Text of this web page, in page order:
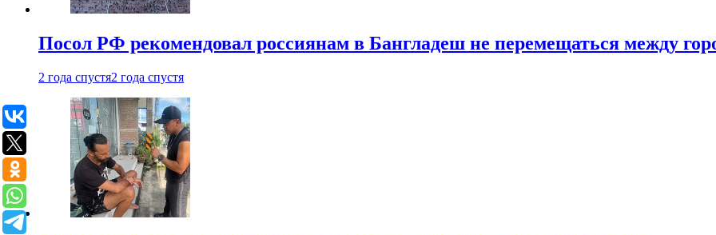
Посол РФ рекомендовал россиянам в Бангладеш не перемещаться между
2 года спустя2 года спустя